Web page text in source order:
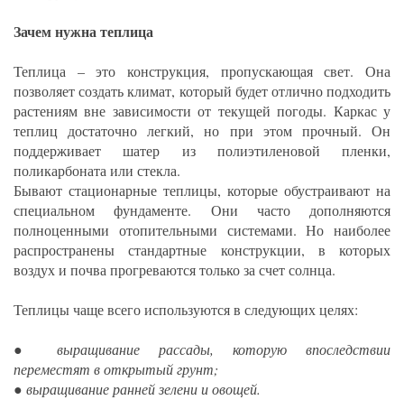
Зачем нужна теплица
Теплица – это конструкция, пропускающая свет. Она
позволяет создать климат, который будет отлично подходить
растениям вне зависимости от текущей погоды. Каркас у
теплиц достаточно легкий, но при этом прочный. Он
поддерживает шатер из полиэтиленовой пленки,
поликарбоната или стекла.
Бывают стационарные теплицы, которые обустраивают на
специальном фундаменте. Они часто дополняются
полноценными отопительными системами. Но наиболее
распространены стандартные конструкции, в которых
воздух и почва прогреваются только за счет солнца.
Теплицы чаще всего используются в следующих целях:
● выращивание рассады, которую впоследствии
переместят в открытый грунт;
● выращивание ранней зелени и овощей.